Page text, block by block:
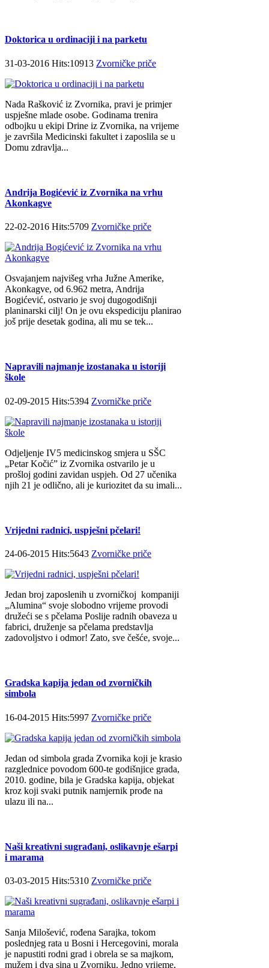
Doktorica u ordinaciji i na parketu
31-03-2016 Hits:10913 Zvorničke priče
Nada Rašković iz Zvornika, pravi je primjer
uspješne mlade osobe. Godinama trenira
odbojku u ekipi Drine iz Zvornika, na vrijeme
je završila Medicinski fakultet i zaposlila se u
Domu zdravlja...
Andrija Bogićević iz Zvornika na vrhu
Akonkagve
22-02-2016 Hits:5709 Zvorničke priče
Osvajanjem najvišeg vrha Južne Amerike,
Akonkagve, od 6.962 metra, Andrija
Bogićević, ostvario je svoj dugogodišnji
planinarski cilj! On je ovu ekspediciju planirao
još prije desetak godina, ali mu se tek...
Napravili najmanje izostanaka u istoriji
škole
02-09-2015 Hits:5394 Zvorničke priče
Odjeljenje IV5 medicinskog smjera u SŠC
„Petar Kočić” iz Zvornika ostvarilo je u
prošloj godini zavidan uspjeh. Od 27 učenika
njih 21 je odlično, ali je kuriozitet da su imali...
Vrijedni radnici, uspješni pčelari!
24-06-2015 Hits:5643 Zvorničke priče
Jedan broj zaposlenih u zvorničkoj kompaniji
„Alumina“ svoje slobodno vrijeme provodi
družeći se s pčelama Poslije radnih obaveza u
fabrici, druženje sa pčelama predstavlja
zadovoljstvo i odmor! Zato, sve češće, svoje...
Gradska kapija jedan od zvorničkih
simbola
16-04-2015 Hits:5997 Zvorničke priče
Jedan od simbola grada Zvornika koji je krasio
razglednice povodom 600-te godišnjice grada,
2010. godine, bila je Gradska kapija, objekat
kroz koji svaki putnik namjernik prođe na
ulazu ili na...
Naši kreativni sugrađani, oslikavnje ešarpi
i marama
03-03-2015 Hits:5310 Zvorničke priče
Sanja Milošević, rođena Sarajka, tokom
poslednjeg rata u Bosni i Hercegovini, morala
je napustiti rodni grad i obrela se sa majkom,
mužem i dva sina u Zvorniku. Jedno vrijeme,